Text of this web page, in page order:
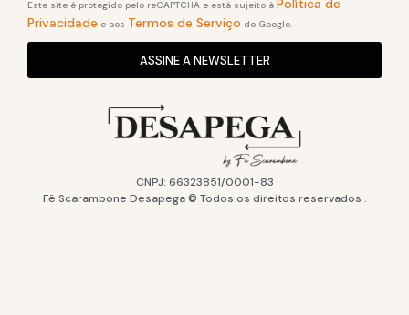
Este site é protegido pelo reCAPTCHA e está sujeito à Política de
Privacidade e aos Termos de Serviço do Google.
ASSINE A NEWSLETTER
CNPJ: 66323851/0001-83
Fê Scarambone Desapega © Todos os direitos reservados .